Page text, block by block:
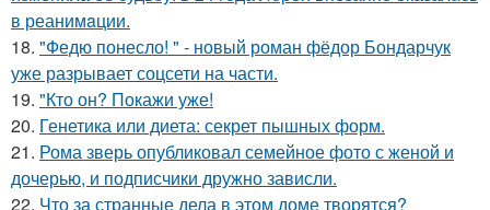
в реанимaции.
18. "Федю понесло! " - новый роман фёдор Бондарчук
уже разрывает соцсети на части.
19. "Кто он? Покажи уже!
20. Генетика или диета: секрет пышных форм.
21. Рома зверь опубликовал семейное фото с женой и
дочерью, и подписчики дружно зависли.
22. Что за странные дела в этом доме творятся?